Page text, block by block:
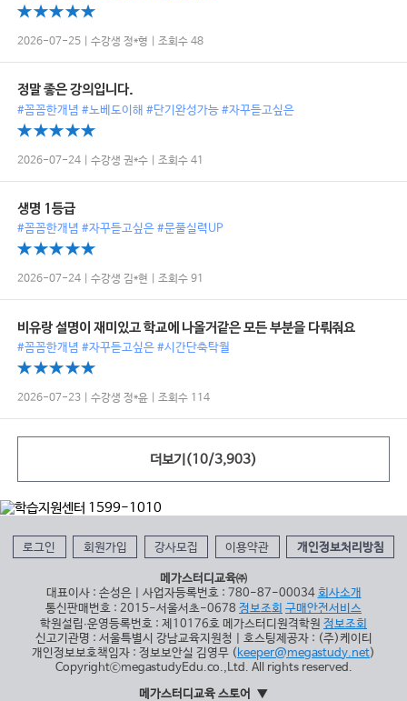
2026-07-25 | 수강생 정*형 | 조회수 48
정말 좋은 강의입니다.
#꼼꼼한개념 #노베도이해 #단기완성가능 #자꾸듣고싶은
2026-07-24 | 수강생 권*수 | 조회수 41
생명 1등급
#꼼꼼한개념 #자꾸듣고싶은 #문풀실력UP
2026-07-24 | 수강생 김*현 | 조회수 91
비유랑 설명이 재미있고 학교에 나올거같은 모든 부분을 다뤄줘요
#꼼꼼한개념 #자꾸듣고싶은 #시간단축탁월
2026-07-23 | 수강생 정*윤 | 조회수 114
더보기(10/3,903)
로그인 회원가입 강사모집 이용약관 개인정보처리방침
메가스터디교육㈜
대표이사 : 손성은 | 사업자등록번호 : 780-87-00034 회사소개
통신판매번호 : 2015-서울서초-0678 정보조회 구매안전서비스
학원설립∙운영등록번호 : 제10176호 메가스터디원격학원 정보조회
신고기관명 : 서울특별시 강남교육지원청 | 호스팅제공자 : (주)케이티
개인정보보호책임자 : 정보보안실 김영무 ( keeper@megastudy.net)
CopyrightⓒmegastudyEdu.co.,Ltd. All rights reserved.
메가스터디교육 스토어